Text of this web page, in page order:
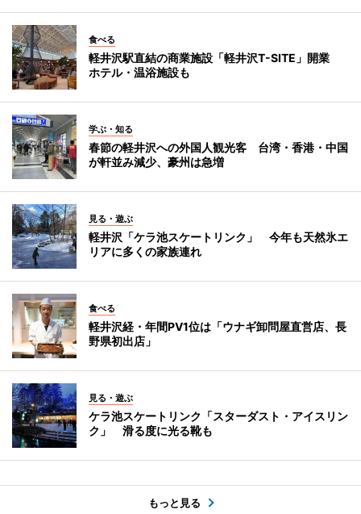
食べる
軽井沢駅直結の商業施設「軽井沢T-SITE」開業
ホテル・温浴施設も
学ぶ・知る
春節の軽井沢への外国人観光客 台湾・香港・中国
が軒並み減少、豪州は急増
見る・遊ぶ
軽井沢「ケラ池スケートリンク」 今年も天然氷エ
リアに多くの家族連れ
食べる
軽井沢経・年間PV1位は「ウナギ卸問屋直営店、長
野県初出店」
見る・遊ぶ
ケラ池スケートリンク「スターダスト・アイスリン
ク」 滑る度に光る靴も
もっと見る